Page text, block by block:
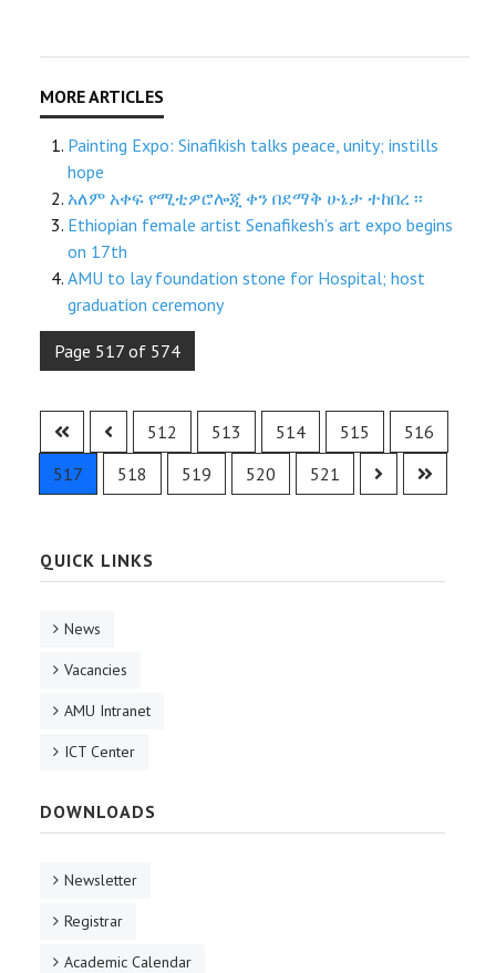
Painting Expo: Sinafikish talks peace, unity; instills
hope
አለም አቀፍ የሚቲዎሮሎጂ ቀን በደማቅ ሁኔታ ተከበረ ፡፡
Ethiopian female artist Senafikesh’s art expo begins
on 17th
AMU to lay foundation stone for Hospital; host
graduation ceremony
Page 517 of 574
512 513 514 515
516
517
518 519 520 521
QUICK LINKS
News
Vacancies
AMU Intranet
ICT Center
DOWNLOADS
Newsletter
Registrar
Academic Calendar